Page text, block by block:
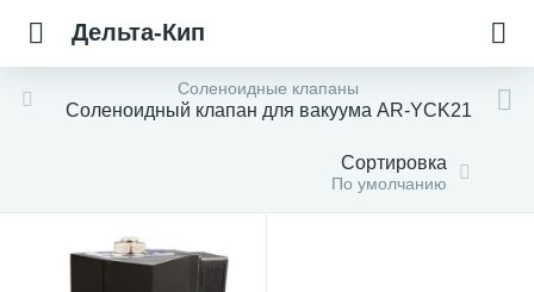
Дельта-Кип
Соленоидные клапаны
Соленоидный клапан для вакуума AR-YCK21
Сортировка
По умолчанию